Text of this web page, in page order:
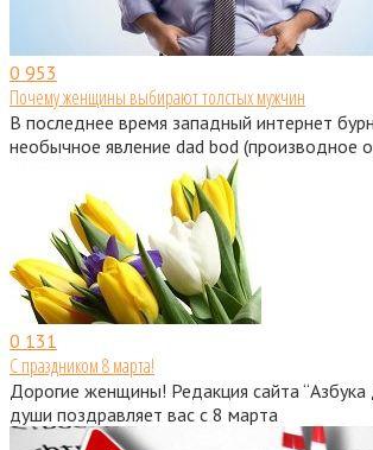
0 953
Почему женщины выбирают толстых мужчин
В последнее время западный интернет
необычное явление dad bod (производное
0 131
С праздником 8 марта!
Дорогие женщины! Редакция сайта “Азбука
души поздравляет вас с 8 марта